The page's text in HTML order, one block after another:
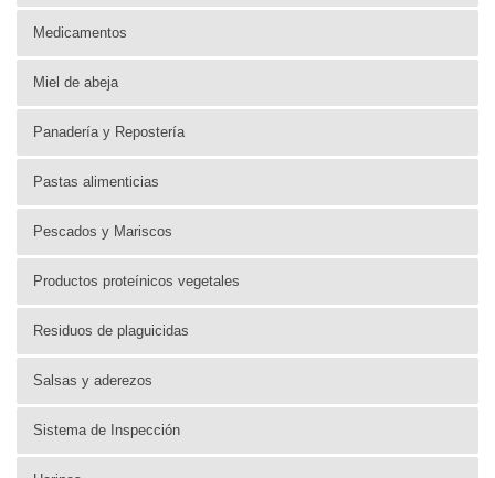
Medicamentos
Miel de abeja
Panadería y Repostería
Pastas alimenticias
Pescados y Mariscos
Productos proteínicos vegetales
Residuos de plaguicidas
Salsas y aderezos
Sistema de Inspección